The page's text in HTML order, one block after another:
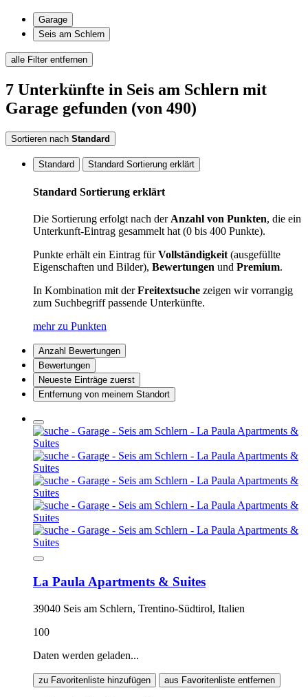
Garage
Seis am Schlern
alle Filter entfernen
7 Unterkünfte in Seis am Schlern mit
Garage gefunden (von 490)
Sortieren nach Standard
Standard Standard Sortierung erklärt
Standard Sortierung erklärt
Die Sortierung erfolgt nach derAnzahl von Punkten, die ein
Unterkunft-Eintrag gesammelt hat (0 bis 400 Punkte).
Punkte erhält ein Eintrag fürVollständigkeit(ausgefüllte
Eigenschaften und Bilder), Bewertungen und Premium.
In Kombination mit derFreitextsuche zeigen wir vorrangig
zum Suchbegriff passende Unterkünfte.
mehr zu Punkten
Anzahl Bewertungen
Bewertungen
Neueste Einträge zuerst
Entfernung von meinem Standort
La Paula Apartments & Suites
39040 Seis am Schlern, Trentino-Südtirol, Italien
100
Daten werden geladen...
zu Favoritenliste hinzufügen aus Favoritenliste entfernen